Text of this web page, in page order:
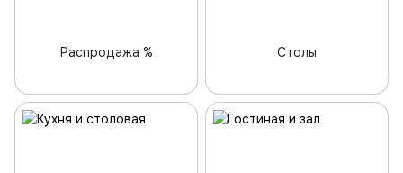
Распродажа % Столы